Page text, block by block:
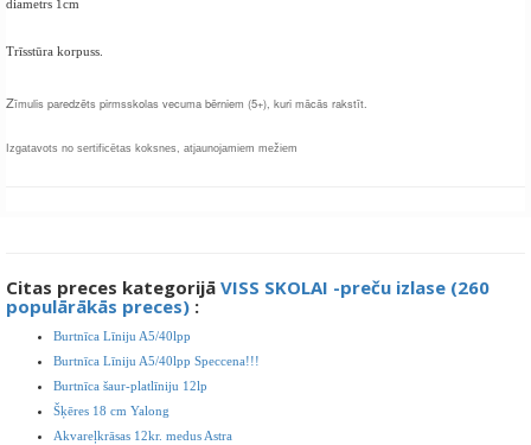
diametrs 1cm
Trīsstūra korpuss.
Zīmulis paredzēts pirmsskolas vecuma bērniem (5+), kuri mācās rakstīt.
Izgatavots no sertificētas koksnes, atjaunojamiem mežiem
Citas preces kategorijā VISS SKOLAI -preču izlase (260
populārākās preces) :
Burtnīca Līniju A5/40lpp
Burtnīca Līniju A5/40lpp Speccena!!!
Burtnīca šaur-platlīniju 12lp
Šķēres 18 cm Yalong
Akvareļkrāsas 12kr. medus Astra